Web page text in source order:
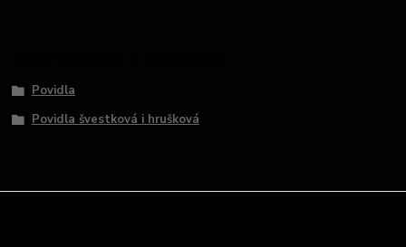
Povidla
Povidla švestková i hrušková